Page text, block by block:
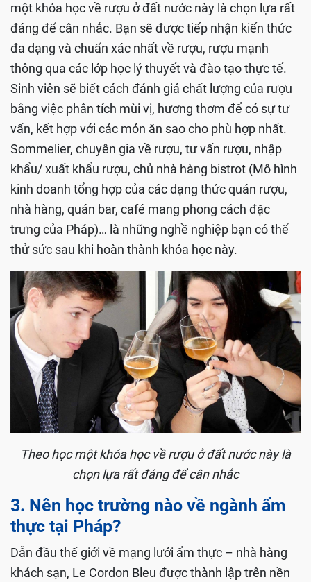
một khóa học về rượu ở đất nước này là chọn lựa rất
đáng để cân nhắc. Bạn sẽ được tiếp nhận kiến thức
đa dạng và chuẩn xác nhất về rượu, rượu mạnh
thông qua các lớp học lý thuyết và đào tạo thực tế.
Sinh viên sẽ biết cách đánh giá chất lượng của rượu
bằng việc phân tích mùi vị, hương thơm để có sự tư
vấn, kết hợp với các món ăn sao cho phù hợp nhất.
Sommelier, chuyên gia về rượu, tư vấn rượu, nhập
khẩu/ xuất khẩu rượu, chủ nhà hàng bistrot (Mô hình
kinh doanh tổng hợp của các dạng thức quán rượu,
nhà hàng, quán bar, café mang phong cách đặc
trưng của Pháp)… là những nghề nghiệp bạn có thể
thử sức sau khi hoàn thành khóa học này.
Theo học một khóa học về rượu ở đất nước này là
chọn lựa rất đáng để cân nhắc
3. Nên học trường nào về ngành ẩm
thực tại Pháp?
Dẫn đầu thế giới về mạng lưới ẩm thực – nhà hàng
khách sạn, Le Cordon Bleu được thành lập trên nền